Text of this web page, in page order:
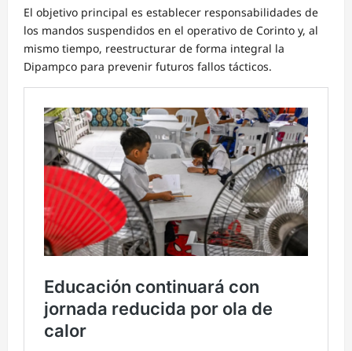
El objetivo principal es establecer responsabilidades de
los mandos suspendidos en el operativo de Corinto y, al
mismo tiempo, reestructurar de forma integral la
Dipampco para prevenir futuros fallos tácticos.